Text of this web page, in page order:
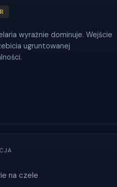
wyraźnie dominuje. Wejście
ugruntowanej
na czele